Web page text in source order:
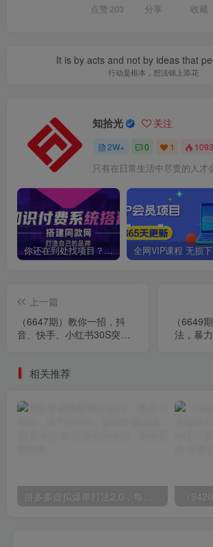
点赞 203 分享 收藏
It is by acts and not by ideas that
行动是根本，想法锦上添花
知拾光 关注
2W+ 0 1
只有在日常生活中尽责的人才
你还在到处找项目？还在当韭菜？我靠卖项目一个月收入5万+，曾经我也是个失败者。
上一篇
（6647期）教你一招，抖
音、快手、小红书30S突破
（6649
法，暴
相关推荐